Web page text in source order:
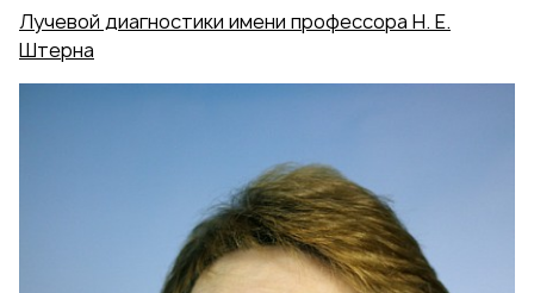
Лучевой диагностики имени профессора Н. Е.
Штерна